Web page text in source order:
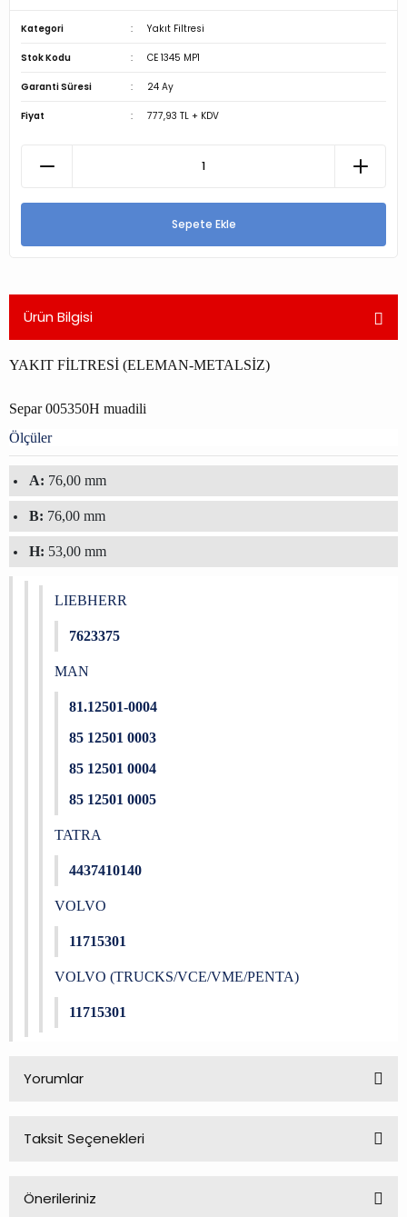
Kategori Yakıt Filtresi
Stok Kodu CE 1345 MP1
Garanti Süresi 24 Ay
Fiyat 777,93 TL + KDV
Sepete Ekle
Ürün Bilgisi
YAKIT FİLTRESİ (ELEMAN-METALSİZ)
Separ 005350H muadili
Ölçüler
A: 76,00 mm
B: 76,00 mm
H: 53,00 mm
LIEBHERR
7623375
MAN
81.12501-0004
85 12501 0003
85 12501 0004
85 12501 0005
TATRA
4437410140
VOLVO
11715301
VOLVO (TRUCKS/VCE/VME/PENTA)
11715301
Yorumlar
Taksit Seçenekleri
Önerileriniz